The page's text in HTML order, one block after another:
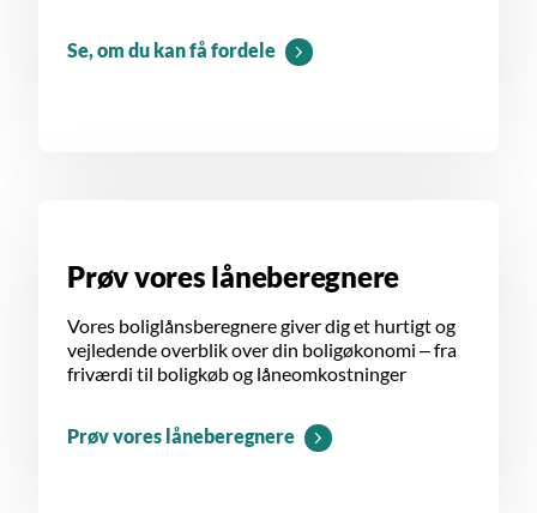
Se, om du kan få fordele
Prøv vores låneberegnere
Vores boliglånsberegnere giver dig et hurtigt og
vejledende overblik over din boligøkonomi – fra
friværdi til boligkøb og låneomkostninger
Prøv vores låneberegnere